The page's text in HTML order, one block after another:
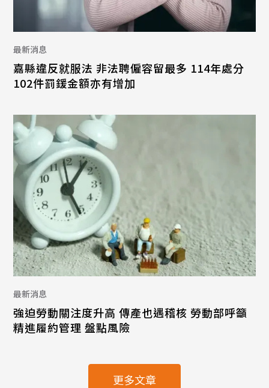
最新消息
嘉縣違反就服法 非法聘僱容留最多 114年處分
102件罰鍰金額亦有增加
最新消息
強迫勞動關注度升高 傳產也遇稽核 勞動部呼籲
精進履約管理 盤點風險
更多文章